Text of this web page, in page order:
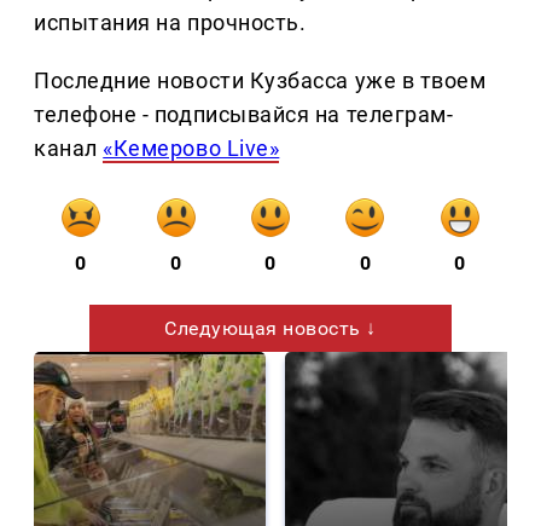
испытания на прочность.
Последние новости Кузбасса уже в твоем
телефоне - подписывайся на телеграм-
канал «Кемерово Live»
0 0 0 0 0
Следующая новость ↓